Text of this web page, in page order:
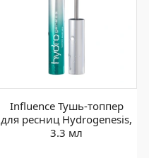
Influence Тушь-топпер
для ресниц Hydrogenesis,
3.3 мл